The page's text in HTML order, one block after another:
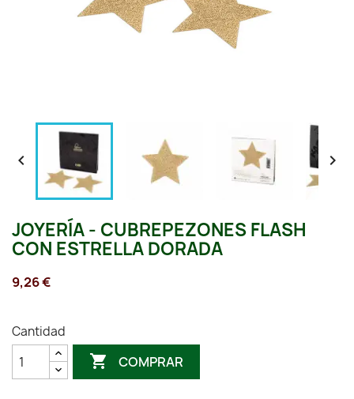
 
JOYERÍA - CUBREPEZONES FLASH
CON ESTRELLA DORADA
9,26 €
Cantidad
 COMPRAR